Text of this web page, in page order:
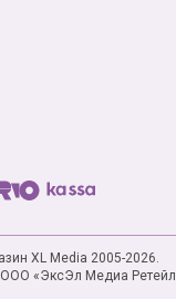
XL Media 2005-2026.
«ЭксЭл Медиа